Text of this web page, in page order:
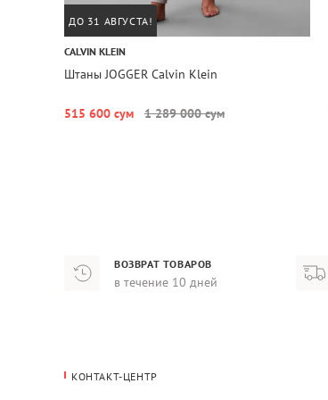
ДО 31 АВГУСТА!
CALVIN KLEIN
Штаны JOGGER Calvin Klein
515 600 сум 1 289 000 сум
ВОЗВРАТ ТОВАРОВ
в течение 10 дней
КОНТАКТ-ЦЕНТР